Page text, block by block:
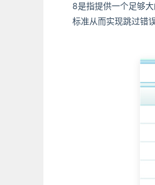
8是指提供一个足够
标准从而实现跳过错误